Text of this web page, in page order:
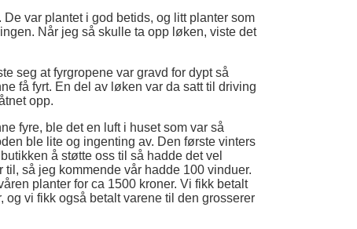
var plantet i god betids, og litt planter som
Når jeg så skulle ta opp løken, viste det
seg at fyrgropene var gravd for dypt så
få fyrt. En del av løken var da satt til driving
opp.
fyre, ble det en luft i huset som var så
ble lite og ingenting av. Den første vinters
å støtte oss til så hadde det vel
så jeg kommende vår hadde 100 vinduer.
planter for ca 1500 kroner. Vi fikk betalt
vi fikk også betalt varene til den grosserer